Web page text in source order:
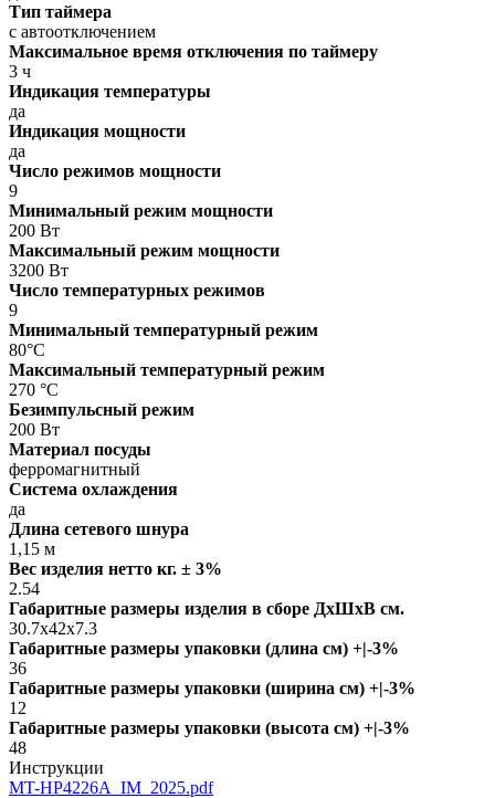
Тип таймера
с автоотключением
Максимальное время отключения по таймеру
3 ч
Индикация температуры
да
Индикация мощности
да
Число режимов мощности
9
Минимальный режим мощности
200 Вт
Максимальный режим мощности
3200 Вт
Число температурных режимов
9
Минимальный температурный режим
80°C
Максимальный температурный режим
270 °C
Безимпульсный режим
200 Вт
Материал посуды
ферромагнитный
Система охлаждения
да
Длина сетевого шнура
1,15 м
Вес изделия нетто кг. ± 3%
2.54
Габаритные размеры изделия в сборе ДxШxВ см.
30.7x42x7.3
Габаритные размеры упаковки (длина см) +|-3%
36
Габаритные размеры упаковки (ширина см) +|-3%
12
Габаритные размеры упаковки (высота см) +|-3%
48
Инструкции
MT-HP4226A_IM_2025.pdf